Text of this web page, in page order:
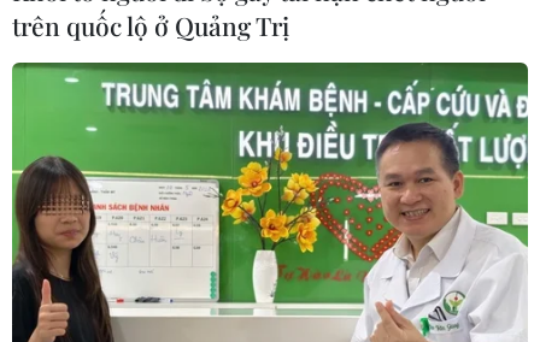
trên quốc lộ ở Quảng Trị